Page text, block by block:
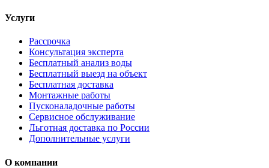
Услуги
Рассрочка
Консультация эксперта
Бесплатный анализ воды
Бесплатный выезд на объект
Бесплатная доставка
Монтажные работы
Пусконаладочные работы
Сервисное обслуживание
Льготная доставка по России
Дополнительные услуги
О компании